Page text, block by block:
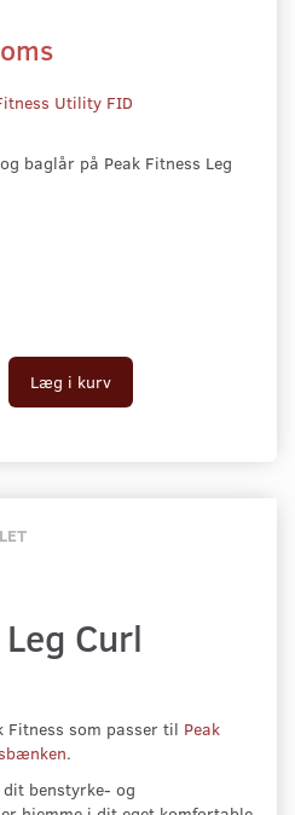
Utility FID
baglår på Peak Fitness Leg
Læg i kurv
Curl
Fitness som passer til Peak
.
benstyrke- og